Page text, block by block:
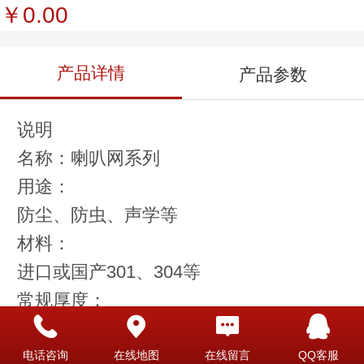
￥0.00
产品详情 产品参数
说明
名称：喇叭网系列
用途：
防尘、防虫、声学等
材料：
进口或国产301、304等
常规厚度：
0.05mm-0.8mm
工艺优势：
电话咨询 在线地图 在线留言 QQ客服